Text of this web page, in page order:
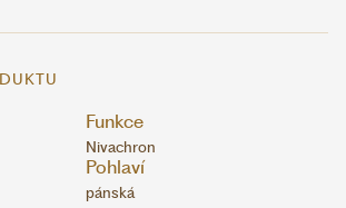
Funkce
Nivachron
Pohlaví
pánská